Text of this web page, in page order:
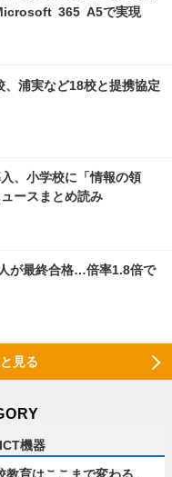
365 A5で実現
、浦実など18校と提携協定
、小学校に「情報の領
ースまとめ読み
が最終合格…倍率1.8倍で
見る
ICT機器
教育はここまで変わる、